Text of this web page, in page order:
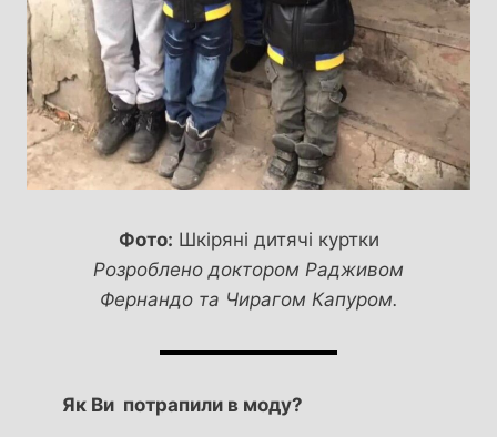
Фото: Шкіряні дитячі куртки
Розроблено доктором Радживом
Фернандо та Чирагом Капуром.
Як Ви потрапили в моду?